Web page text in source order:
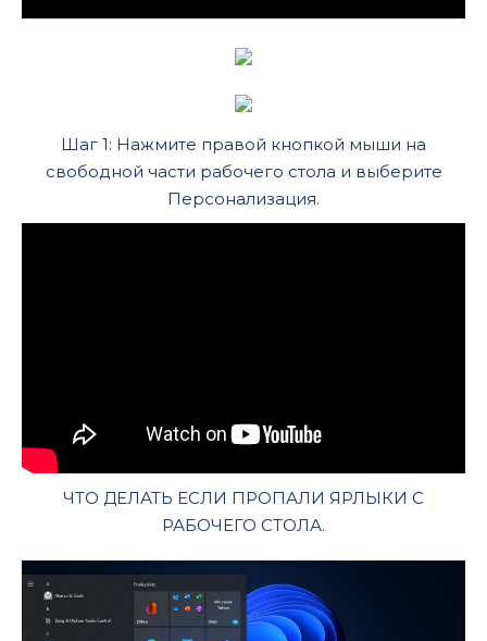
Шаг 1: Нажмите правой кнопкой мыши на
свободной части рабочего стола и выберите
Персонализация.
ЧТО ДЕЛАТЬ ЕСЛИ ПРОПАЛИ ЯРЛЫКИ С
РАБОЧЕГО СТОЛА.